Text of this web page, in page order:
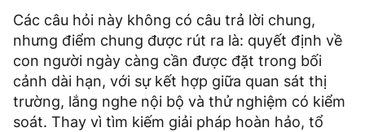
Các câu hỏi này không có câu trả lời chung,
nhưng điểm chung được rút ra là: quyết định về
con người ngày càng cần được đặt trong bối
cảnh dài hạn, với sự kết hợp giữa quan sát thị
trường, lắng nghe nội bộ và thử nghiệm có kiểm
soát. Thay vì tìm kiếm giải pháp hoàn hảo, tổ